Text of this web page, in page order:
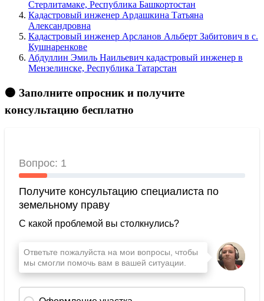
Стерлитамаке, Республика Башкортостан
Кадастровый инженер Ардашкина Татьяна
Александровна
Кадастровый инженер Арсланов Альберт Забитович в c.
Кушнаренкове
Абдуллин Эмиль Наильевич кадастровый инженер в
Мензелинске, Республика Татарстан
🟠 Заполните опросник и получите
консультацию бесплатно